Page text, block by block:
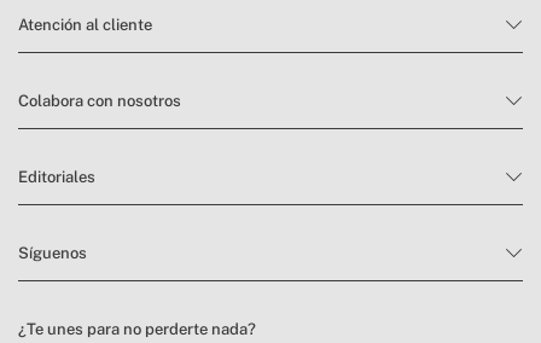
Atención al cliente
Colabora con nosotros
Editoriales
Síguenos
¿Te unes para no perderte nada?